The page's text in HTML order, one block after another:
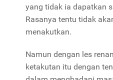
yang tidak ia dapatkan
Rasanya tentu tidak
menakutkan.
Namun dengan les
ketakutan itu dengan